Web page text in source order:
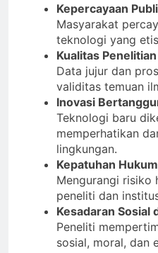
Kepercayaan
Masyarakat
teknologi yang
Kualitas
Data jujur dan
validitas temuan
Inovasi
Teknologi baru
memperhatikan
lingkungan.
Kepatuhan Hukum
Mengurangi risiko
peneliti dan
Kesadaran Sosial
Peneliti
sosial, moral, dan